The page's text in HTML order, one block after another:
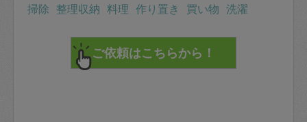
掃除 整理収納 料理 作り置き 買い物 洗濯